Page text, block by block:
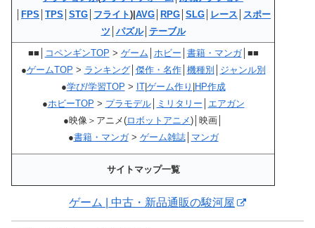
FPS TPS STG フライト)|AVG RPG SLG レース
スポー
ツ パズル│ テーブル
■■│ コペンギンTOP > ゲーム ホビー 書籍・マンガ│■■
●ゲームTOP > ランキング│ 傑作・名作│ 機種別
ジャンル別
●学び/学習TOP > IT|ゲーム作り |HP作成
●ホビーTOP > プラモデル│ ミリタリー
エアガン
●映像＞アニメ(ロボットアニメ)│映画│
●書籍・マンガ> ゲーム雑誌│ マンガ
サイトマップ一覧
ゲーム | 中古・新品通販の駿河屋